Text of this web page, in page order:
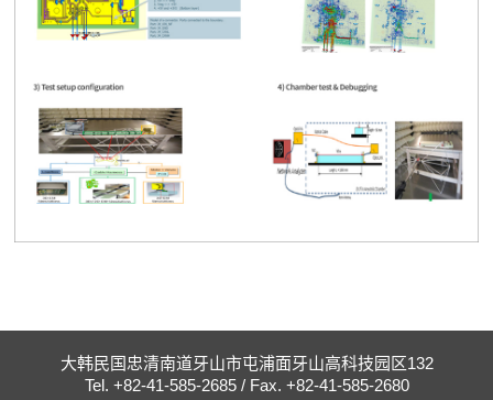
大韩民国忠清南道牙山市屯浦面牙山高科技园区132
Tel. +82-41-585-2685 / Fax. +82-41-585-2680